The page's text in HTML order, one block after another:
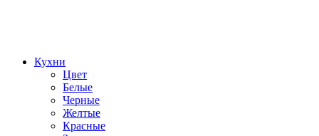
Кухни
Цвет
Белые
Черные
Желтые
Красные